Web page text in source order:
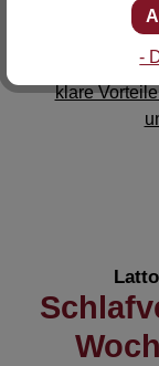
Die
dieses
klare
S
-